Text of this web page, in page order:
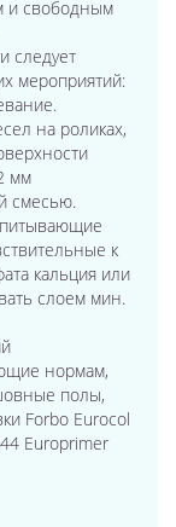
и свободным
следует
мероприятий:
на роликах,
мм
смесью.
к
кальция или
слоем мин.
нормам,
полы,
Forbo Eurocol
Europrimer